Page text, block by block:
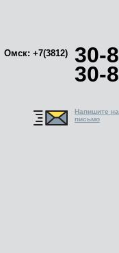
Омск: +7(3812) 30-
30-
Напишите
письмо